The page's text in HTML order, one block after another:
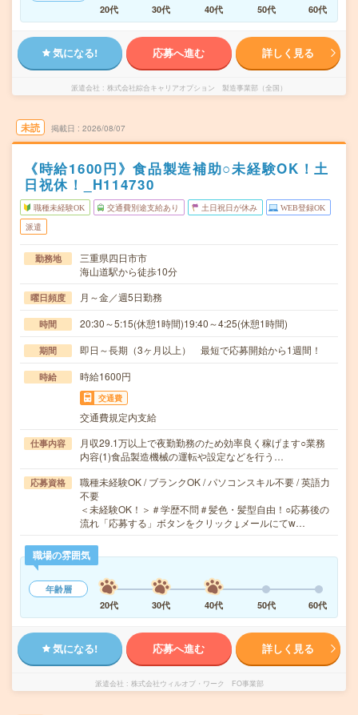
20代
30代 40代 50代 60代
気になる! 応募へ進む 詳しく見る
派遣会社 株式会社綜合キャリアオプション 製造事業部（全国）
未読 掲載日 2026/08/07
《時給1600円》食品製造補助○未経験OK！土
日祝休！_H114730
職種未経験OK 交通費別途支給あり 土日祝日が休み WEB登録OK
派遣
勤務地
三重県四日市市
海山道駅から徒歩10分
曜日頻度 月～金／週5日勤務
時間 20:30～5:15(休憩1時間)19:40～4:25(休憩1時間)
期間 即日～長期（3ヶ月以上） 最短で応募開始から1週間！
時給 時給1600円
交通費
交通費規定内支給
仕事内容
月収29.1万以上で夜勤勤務のため効率良く稼げます○業務
内容(1)食品製造機械の運転や設定などを行う…
応募資格
職種未経験OK / ブランクOK / パソコンスキル不要 / 英語力
不要
＜未経験OK！＞＃学歴不問＃髪色・髪型自由！○応募後の
流れ「応募する」ボタンをクリック↓メールにてw…
職場の雰囲気
年齢層
20代
30代 40代 50代 60代
気になる! 応募へ進む 詳しく見る
派遣会社 株式会社ウィルオブ・ワーク FO事業部